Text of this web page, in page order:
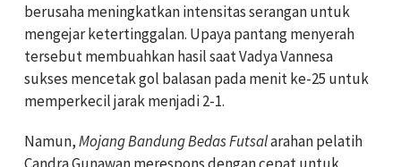
berusaha meningkatkan intensitas serangan untuk
mengejar ketertinggalan. Upaya pantang menyerah
tersebut membuahkan hasil saat Vadya Vannesa
sukses mencetak gol balasan pada menit ke-25 untuk
memperkecil jarak menjadi 2-1.
Namun,Mojang Bandung Bedas Futsalarahan pelatih
Candra Gunawan merespons dengan cepat untuk